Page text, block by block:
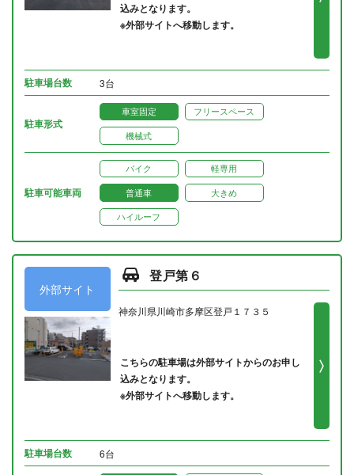
込みとなります。
※外部サイトへ移動します。
駐車場台数 3台
駐車形式
車室固定 フリースペース
機械式
駐車可能車両
バイク 軽専用
普通車 大きめ
ハイルーフ
外部サイト
登戸第６
神奈川県川崎市多摩区登戸１７３５
こちらの駐車場は外部サイトからのお申し
込みとなります。
※外部サイトへ移動します。
駐車場台数 6台